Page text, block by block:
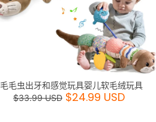
毛毛虫出牙和感觉玩具婴儿软毛绒玩具
$33.99 USD $24.99 USD